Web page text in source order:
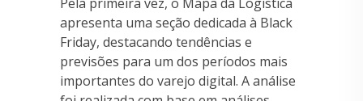
apresenta uma seção dedicada à Black
Friday, destacando tendências e
previsões para um dos períodos mais
importantes do varejo digital. A análise